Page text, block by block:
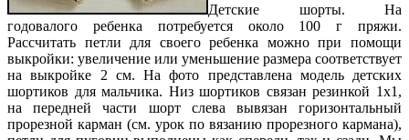
Детские шорты. На
годовалого ребенка потребуется около 100 г пряжи.
Рассчитать петли для своего ребенка можно при помощи
выкройки: увеличение или уменьшение размера соответствует
на выкройке 2 см. На фото представлена модель детских
шортиков для мальчика. Низ шортиков связан резинкой 1х1,
на передней части шорт слева вывязан горизонтальный
прорезной карман (см. урок по вязанию прорезного кармана),